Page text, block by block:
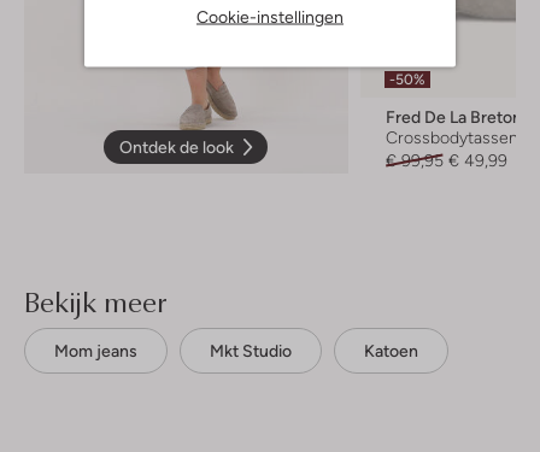
Cookie-instellingen
Ontdek de look
-50%
Fred De La
Crossbodytassen
€ 99,95 € 49,99
Bekijk meer
Mom jeans Mkt Studio Katoen